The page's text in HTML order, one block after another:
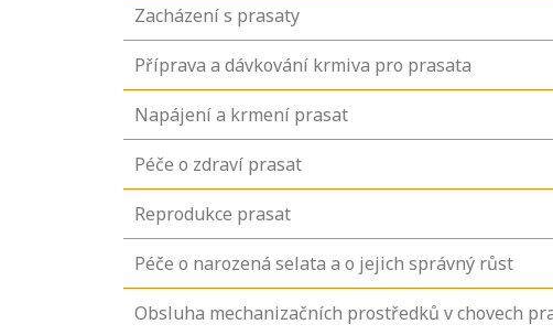
Zacházení s prasaty
Příprava a dávkování krmiva pro prasata
Napájení a krmení prasat
Péče o zdraví prasat
Reprodukce prasat
Péče o narozená selata a o jejich správný růst
Obsluha mechanizačních prostředků v chovech